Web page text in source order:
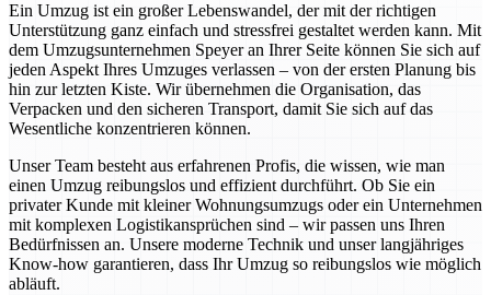
Ein Umzug ist ein großer Lebenswandel, der mit der richtigen
Unterstützung ganz einfach und stressfrei gestaltet werden kann. Mit
dem Umzugsunternehmen Speyer an Ihrer Seite können Sie sich auf
jeden Aspekt Ihres Umzuges verlassen – von der ersten Planung bis
hin zur letzten Kiste. Wir übernehmen die Organisation, das
Verpacken und den sicheren Transport, damit Sie sich auf das
Wesentliche konzentrieren können.
Unser Team besteht aus erfahrenen Profis, die wissen, wie man
einen Umzug reibungslos und effizient durchführt. Ob Sie ein
privater Kunde mit kleiner Wohnungsumzugs oder ein Unternehmen
mit komplexen Logistikansprüchen sind – wir passen uns Ihren
Bedürfnissen an. Unsere moderne Technik und unser langjähriges
Know-how garantieren, dass Ihr Umzug so reibungslos wie möglich
abläuft.